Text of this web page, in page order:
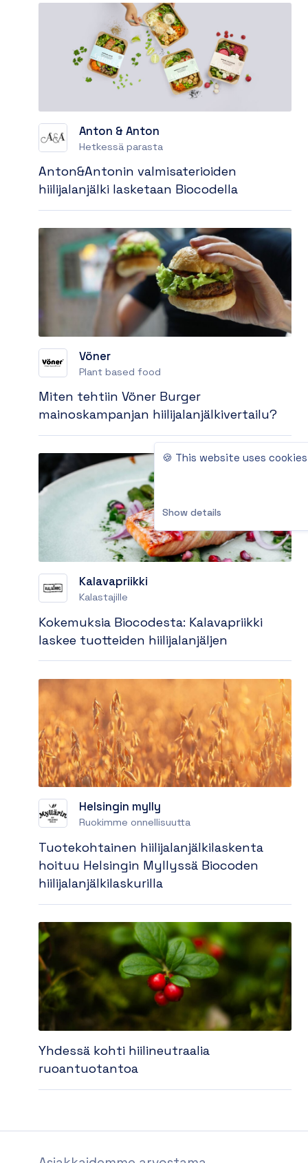
🍪 This website uses cookies
Show details
Anton & Anton
Hetkessä parasta
Anton&Antonin valmisaterioiden
hiilijalanjälki lasketaan Biocodella
Vöner
Plant based food
Miten tehtiin Vöner Burger
mainoskampanjan hiilijalanjälkivertailu?
Kalavapriikki
Kalastajille
Kokemuksia Biocodesta: Kalavapriikki
laskee tuotteiden hiilijalanjäljen
Helsingin mylly
Ruokimme onnellisuutta
Tuotekohtainen hiilijalanjälkilaskenta
hoituu Helsingin Myllyssä Biocoden
hiilijalanjälkilaskurilla
Yhdessä kohti hiilineutraalia
ruoantuotantoa